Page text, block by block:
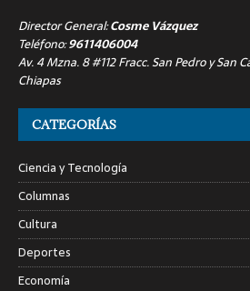
Director General:Cosme Vázquez
Teléfono:9611406004
Av. 4 Mzna. 8 #112 Fracc. San Pedro y San
Chiapas
CATEGORÍAS
Ciencia y Tecnología
Columnas
Cultura
Deportes
Economía